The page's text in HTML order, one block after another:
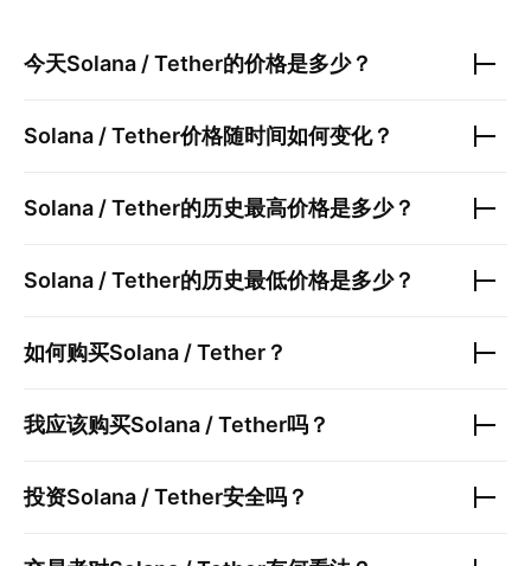
今天Solana / Tether的价格是多少？
Solana / Tether价格随时间如何变化？
Solana / Tether的历史最高价格是多少？
Solana / Tether的历史最低价格是多少？
如何购买Solana / Tether ？
我应该购买Solana / Tether吗？
投资Solana / Tether安全吗？